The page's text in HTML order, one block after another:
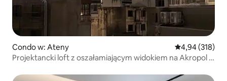
Condo w: Ateny Średnia
4,94 (318)
Projektancki loft z oszałamiającym widokiem na Akropol –